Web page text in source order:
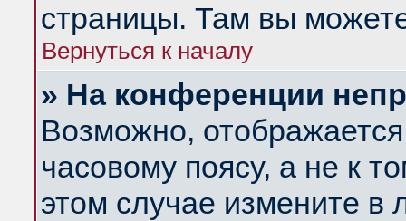
страницы. Там вы
Вернуться к началу
» На конференции
Возможно,
часовому поясу, а не к
этом случае измените в